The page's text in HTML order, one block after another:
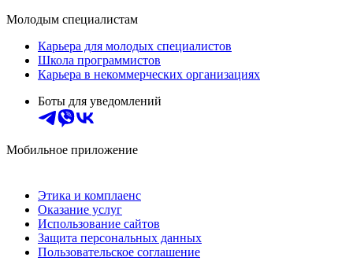
Молодым специалистам
Карьера для молодых специалистов
Школа программистов
Карьера в некоммерческих организациях
Боты для уведомлений
Мобильное приложение
Этика и комплаенс
Оказание услуг
Использование сайтов
Защита персональных данных
Пользовательское соглашение